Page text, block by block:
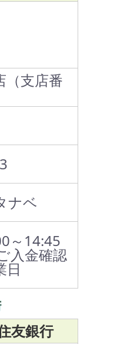
（支店番
ナベ
～14:45
入金確認
日
友銀行